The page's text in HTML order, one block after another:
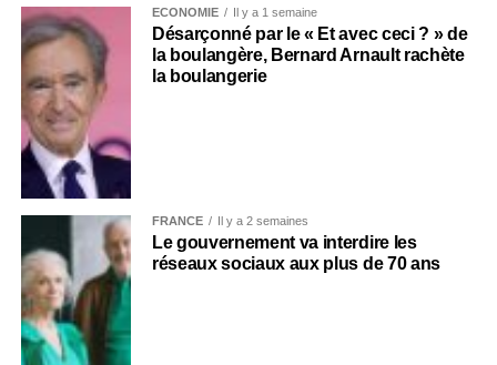
ECONOMIE Il y a 1 semaine
Désarçonné par le « Et avec ceci ? » de
la boulangère, Bernard Arnault rachète
la boulangerie
FRANCE Il y a 2 semaines
Le gouvernement va interdire les
réseaux sociaux aux plus de 70 ans